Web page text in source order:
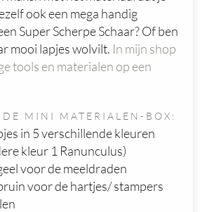
ook een mega handig
Super Scherpe Schaar? Of ben
mooi lapjes wolvilt. In mijn shop
tools en materialen op een
MINI MATERIALEN-BOX:
in 5 verschillende kleuren
kleur 1 Ranunculus)
voor de meeldraden
voor de hartjes/ stampers